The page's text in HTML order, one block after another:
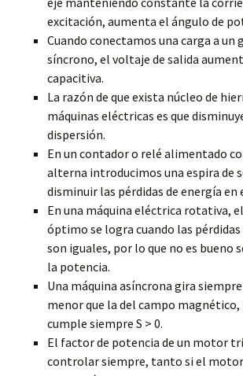
excitación, aumenta el ángulo de
Cuando conectamos una carga a un
síncrono, el voltaje de salida
capacitiva.
La razón de que exista núcleo de
máquinas eléctricas es que
dispersión.
En un contador o relé alimentado
alterna introducimos una espira de
disminuir las pérdidas de energía en
En una máquina eléctrica rotativa,
óptimo se logra cuando las
son iguales, por lo que no es bueno
la potencia.
Una máquina asíncrona gira
menor que la del campo magnético,
cumple siempre S > 0.
El factor de potencia de un motor
controlar siempre, tanto si el